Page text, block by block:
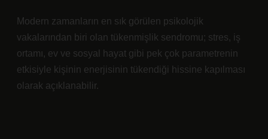
Modern zamanların en sık görülen psikolojik
vakalarından biri olan tükenmişlik sendromu; stres, iş
ortamı, ev ve sosyal hayat gibi pek çok parametrenin
etkisiyle kişinin enerjisinin tükendiği hissine kapılması
olarak açıklanabilir.